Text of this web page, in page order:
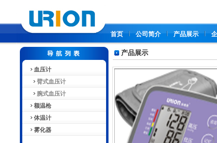
首页 公司简介 产品展示
血压计
臂式血压计
腕式血压计
额温枪
体温计
雾化器
产品展示